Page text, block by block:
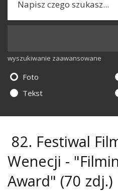
wyszukiwanie zaawansowane
Foto
Tekst
82. Festiwal
Wenecji -
Award" (70 zdj.)